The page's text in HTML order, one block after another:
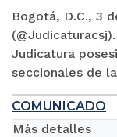
Bogotá, D.C., 3
Judicatura
seccionales de
COMUNICADO
Más detalles